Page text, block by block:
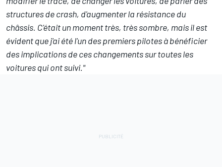
structures de crash, d'augmenter la résistance du
châssis. C'était un moment très, très sombre, mais il est
évident que j'ai été l'un des premiers pilotes à bénéficier
des implications de ces changements sur toutes les
voitures qui ont suivi."